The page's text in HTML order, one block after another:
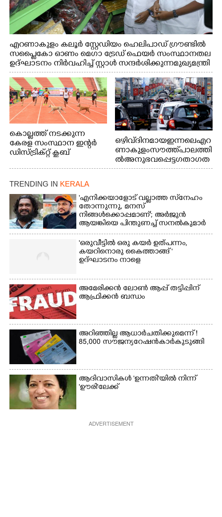
എറണാകുളം കലൂർ സ്റ്റേഡിയം ഹെലിപാഡ് ഗ്രൗണ്ടിൽ
സപ്ളൈകോ ഓണം മെഗാ ട്രേഡ് ഫെയർ സംസ്ഥാനതല
ഉദ്ഘാടനം നിർവഹിച്ച് സ്റ്റാൾ സന്ദർശിക്കുന്ന മുഖ്യമന്ത്രി
വി.ഡി. സതീശൻ. മന്ത്രി അനൂപ് ജേക്കബ് സമീപം
കൊല്ലത്ത് നടക്കുന്ന
കേരള സംസ്ഥാന ഇന്റർ
ഡിസ്ട്രിക്റ്റ് ക്ലബ്
ചാമ്പ്യൻഷിപ്പിൽ അണ്ടർ
20 ആൺകുട്ടികളുടെ 200
മത്സരത്തിനിടെ സിന്തറ്റിക്
ട്രാക്കിന് കുറുകെ ഓടുന്ന
നായകൾ.
ഒഴിവ് ദിനമായ ഇന്നലെ എറ
ണാകുളം സൗത്ത് പാലത്തി
ൽ അനുഭവപ്പെട്ട ഗതാഗത
ക്കുരുക്ക്
TRENDING IN KERALA
'എനിക്കയാളോട് വല്ലാത്ത സ്‌നേഹം
തോന്നുന്നു, മനസ്
നിങ്ങൾക്കൊപ്പമാണ്'; അർജുൻ
ആയങ്കിയെ പിന്തുണച്ച് സനൽകുമാർ
'ഒരുവീട്ടിൽ ഒരു കയർ ഉത്പന്നം,
കയറിനൊരു കൈത്താങ്ങ് '
ഉദ്ഘാടനം നാളെ
അമേരിക്കൻ ലോൺ ആപ്പ് തട്ടിപ്പിന്
ആഫ്രിക്കൻ ബന്ധം
അറിഞ്ഞില്ല ആധാർ ചതിക്കുമെന്ന് !
85,000 സൗജന്യ റേഷൻകാർ കുടുങ്ങി
ആദിവാസികൾ 'ഉന്നതി'യിൽ നിന്ന്
'ഊരി'ലേക്ക്
ADVERTISEMENT